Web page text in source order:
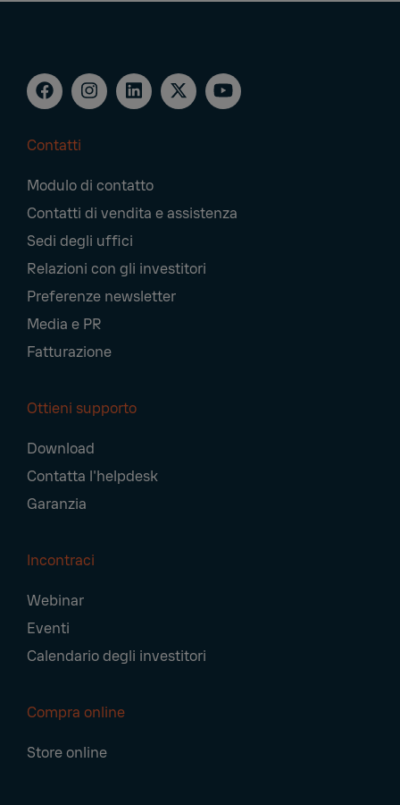
Navigation
Contatti
Modulo di contatto
Contatti di vendita e assistenza
Sedi degli uffici
Relazioni con gli investitori
Preferenze newsletter
Media e PR
Fatturazione
Ottieni supporto
Download
Contatta l'helpdesk
Garanzia
Incontraci
Webinar
Eventi
Calendario degli investitori
Compra online
Store online